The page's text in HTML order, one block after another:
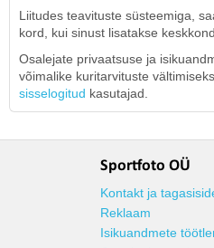
Liitudes teavituste süsteemiga,
kord, kui sinust lisatakse
Osalejate privaatsuse ja
võimalike kuritarvituste
sisselogitud kasutajad.
Sportfoto OÜ
Kontakt ja
Reklaam
Isikuandmete